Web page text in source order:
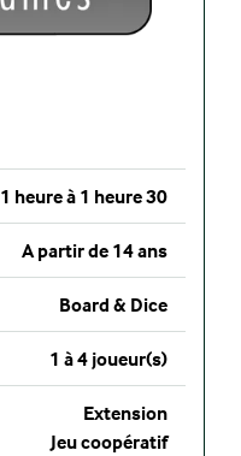
1 heure à 1 heure 30
A partir de 14 ans
Board & Dice
1 à 4 joueur(s)
Extension
Jeu coopératif